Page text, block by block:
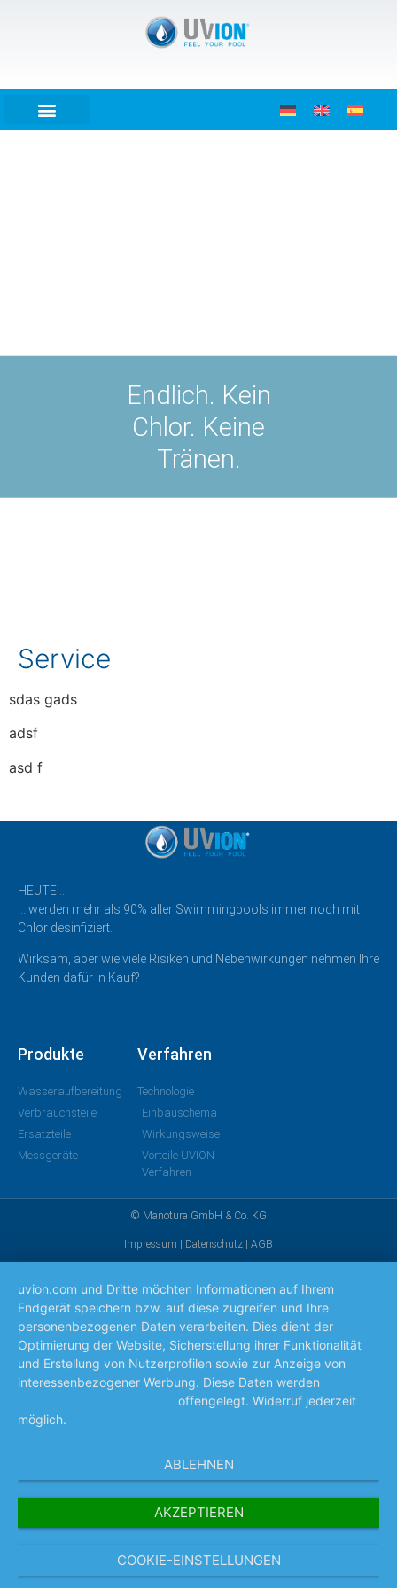
Endlich. Kein
Chlor. Keine
Tränen.
Service
sdas gads
adsf
asd f
HEUTE …
… werden mehr als 90% aller Swimmingpools immer noch mit
Chlor desinfiziert.
Wirksam, aber wie viele Risiken und Nebenwirkungen nehmen Ihre
Kunden dafür in Kauf?
Produkte
Wasseraufbereitung
Verbrauchsteile
Ersatzteile
Messgeräte
Verfahren
Technologie
Einbauschema
Wirkungsweise
Vorteile UVION
Verfahren
© Manotura GmbH & Co. KG
Impressum Datenschutz AGB
uvion.com und Dritte möchten Informationen auf Ihrem
Endgerät speichern bzw. auf diese zugreifen und Ihre
personenbezogenen Daten verarbeiten. Dies dient der
Optimierung der Website, Sicherstellung ihrer Funktionalität
und Erstellung von Nutzerprofilen sowie zur Anzeige von
interessenbezogener Werbung. Diese Daten werden
offengelegt. Widerruf jederzeit
möglich.
ABLEHNEN
AKZEPTIEREN
COOKIE-EINSTELLUNGEN